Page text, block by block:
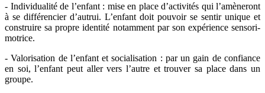
- Individualité de l’enfant : mise en place d’activités qui l’amèneront
à se différencier d’autrui. L’enfant doit pouvoir se sentir unique et
construire sa propre identité notamment par son expérience sensori-
motrice.
- Valorisation de l’enfant et socialisation : par un gain de confiance
en soi, l’enfant peut aller vers l’autre et trouver sa place dans un
groupe.